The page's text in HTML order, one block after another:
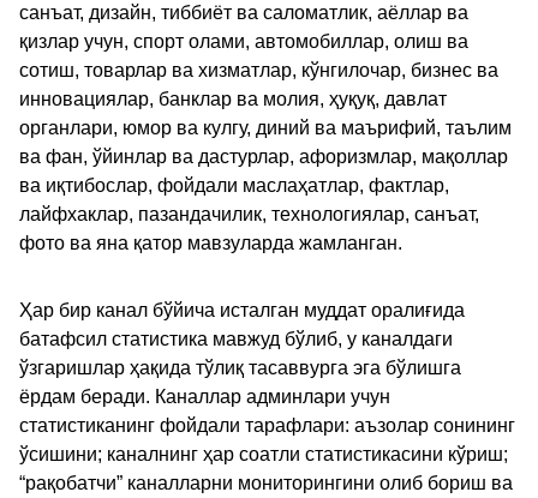
санъат, дизайн, тиббиёт ва саломатлик, аёллар ва
қизлар учун, спорт олами, автомобиллар, олиш ва
сотиш, товарлар ва хизматлар, кўнгилочар, бизнес ва
инновациялар, банклар ва молия, ҳуқуқ, давлат
органлари, юмор ва кулгу, диний ва маърифий, таълим
ва фан, ўйинлар ва дастурлар, афоризмлар, мақоллар
ва иқтибослар, фойдали маслаҳатлар, фактлар,
лайфхаклар, пазандачилик, технологиялар, санъат,
фото ва яна қатор мавзуларда жамланган.
Ҳар бир канал бўйича исталган муддат оралиғида
батафсил статистика мавжуд бўлиб, у каналдаги
ўзгаришлар ҳақида тўлиқ тасаввурга эга бўлишга
ёрдам беради. Каналлар админлари учун
статистиканинг фойдали тарафлари: аъзолар сонининг
ўсишини; каналнинг ҳар соатли статистикасини кўриш;
“рақобатчи” каналларни мониторингини олиб бориш ва